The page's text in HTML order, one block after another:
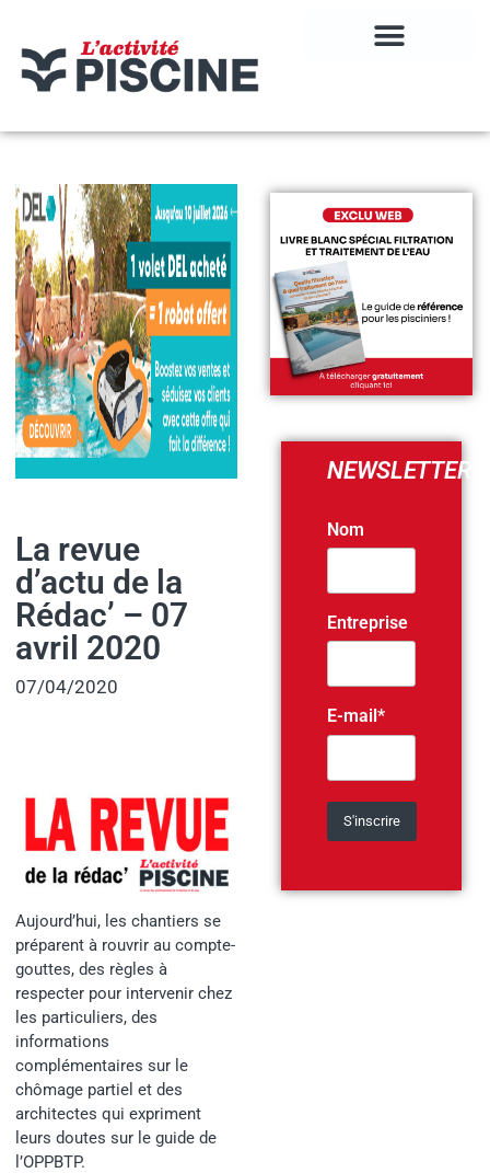
La revue
d’actu de la
Rédac’ – 07
avril 2020
07/04/2020
Aujourd’hui, les chantiers se
préparent à rouvrir au compte-
gouttes, des règles à
respecter pour intervenir chez
les particuliers, des
informations
complémentaires sur le
chômage partiel et des
architectes qui expriment
leurs doutes sur le guide de
l’OPPBTP.
NEWSLETTER
Nom
Entreprise
E-mail*